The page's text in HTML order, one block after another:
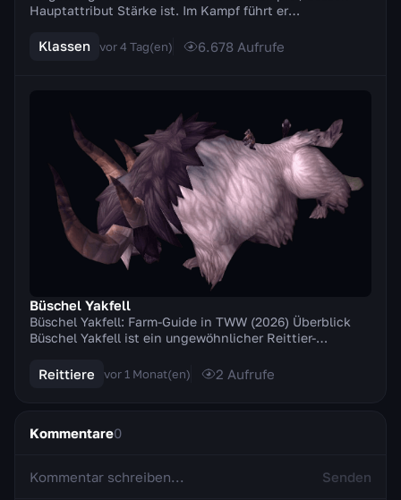
Hauptattribut Stärke ist. Im Kampf führt er
Merkm...
Klassen vor 4 Tag(en) 6.678 Aufrufe
Büschel Yakfell
Büschel Yakfell: Farm-Guide in TWW (2026) Überblick
Büschel Yakfell ist ein ungewöhnlicher Reittier-
Reittiere vor 1 Monat(en) 2 Aufrufe
Kommentare0
Senden